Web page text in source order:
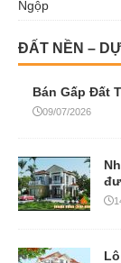
Ngộp
ĐẤT NỀN –
Bán Gấp Đất
09/07/2026